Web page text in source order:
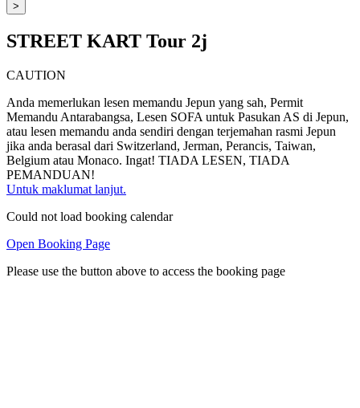
>
STREET KART Tour 2j
CAUTION
Anda memerlukan lesen memandu Jepun yang sah, Permit
Memandu Antarabangsa, Lesen SOFA untuk Pasukan AS di Jepun,
atau lesen memandu anda sendiri dengan terjemahan rasmi Jepun
jika anda berasal dari Switzerland, Jerman, Perancis, Taiwan,
Belgium atau Monaco. Ingat! TIADA LESEN, TIADA
PEMANDUAN!
Untuk maklumat lanjut.
Could not load booking calendar
Open Booking Page
Please use the button above to access the booking page